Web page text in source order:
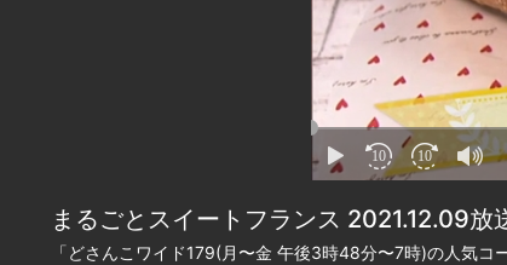
10 10
まるごとスイートフランス 2021.12.09放
「どさんこワイド179(月〜金 午後3時48分〜7時)の人気コ